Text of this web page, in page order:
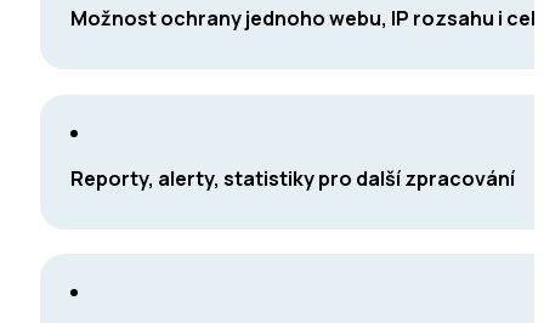
Možnost ochrany jednoho webu, IP rozsahu i
Reporty, alerty, statistiky pro další zpracování